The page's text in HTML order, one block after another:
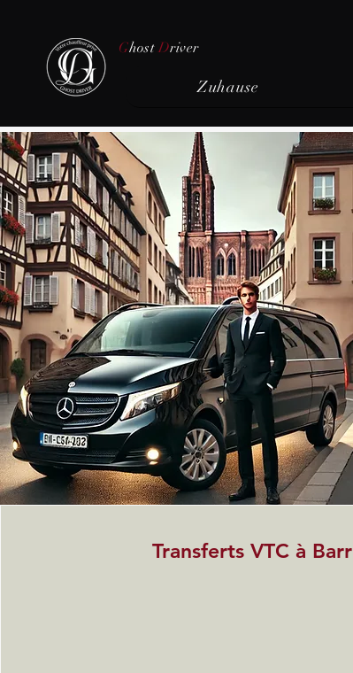
Ghost Driver
Zuhause
Transferts VTC à Barr